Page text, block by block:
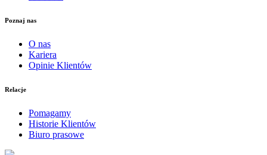
Poznaj nas
O nas
Kariera
Opinie Klientów
Relacje
Pomagamy
Historie Klientów
Biuro prasowe